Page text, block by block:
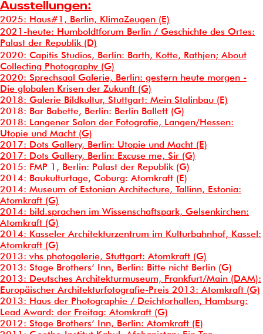
Ausstellungen:
2025: Haus#1, Berlin, KlimaZeugen (E)
2021-heute: Humboldtforum Berlin / Geschichte des Ortes:
Palast der Republik (D)
2020: Capitis Studios, Berlin: Barth, Kotte, Rathjen; About
Collecting Photography (G)
2020: Sprechsaal Galerie, Berlin: gestern heute morgen -
Die globalen Krisen der Zukunft (G)
2018: Galerie Bildkultur, Stuttgart: Mein Stalinbau (E)
2018: Bar Babette, Berlin: Berlin Ballett (G)
2018: Langener Salon der Fotografie, Langen/Hessen:
Utopie und Macht (G)
2017: Dots Gallery, Berlin: Utopie und Macht (E)
2017: Dots Gallery, Berlin: Excuse me, Sir (G)
2015: FMP 1, Berlin: Palast der Republik (G)
2014: Baukulturtage, Coburg: Atomkraft (E)
2014: Museum of Estonian Architecture, Tallinn, Estonia:
Atomkraft (G)
2014: bild.sprachen im Wissenschaftspark, Gelsenkirchen:
Atomkraft (G)
2014: Kasseler Architekturzentrum im Kulturbahnhof, Kassel:
Atomkraft (G)
2013: vhs photogalerie, Stuttgart: Atomkraft (G)
2013: Stage Brothers‘ Inn, Berlin: Bitte nicht Berlin (G)
2013: Deutsches Architekturmuseum, Frankfurt/Main (DAM):
Europäischer Architekturfotografie-Preis 2013: Atomkraft (G)
2013: Haus der Photographie / Deichtorhallen, Hamburg:
Lead Award: der Freitag: Atomkraft (G)
2012: Stage Brothers‘ Inn, Berlin: Atomkraft (E)